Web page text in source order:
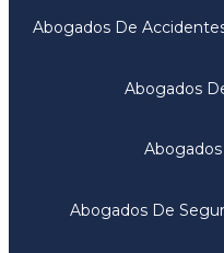
Abogados De
Abogados
Abogados De